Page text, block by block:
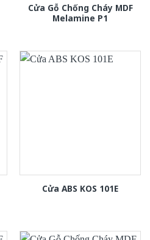
Cửa Gỗ Chống Cháy MDF
Melamine P1
Cửa ABS KOS 101E